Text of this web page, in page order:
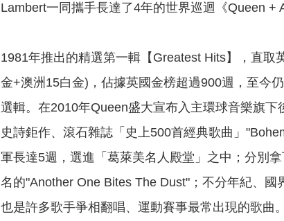
Lambert一同攜手長達了4年的世界巡迴《Queen +
1981年推出的精選第一輯【Greatest Hits】，直
金+澳洲15白金)，佔據英國金榜超過900週，至今
選輯。在2010年Queen盛大宣布入主環球音樂旗
史詩鉅作、滾石雜誌「史上500首經典歌曲」
軍長達5週，選進「葛萊美名人殿堂」之中；分別
名的"Another One Bites The Dust"；不分年紀、國
也是許多歌手爭相翻唱、運動賽事最常出現的歌曲